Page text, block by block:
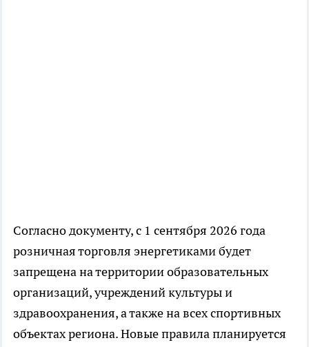
Согласно документу, с 1 сентября 2026 года
розничная торговля энергетиками будет
запрещена на территории образовательных
организаций, учреждений культуры и
здравоохранения, а также на всех спортивных
объектах региона. Новые правила планируется